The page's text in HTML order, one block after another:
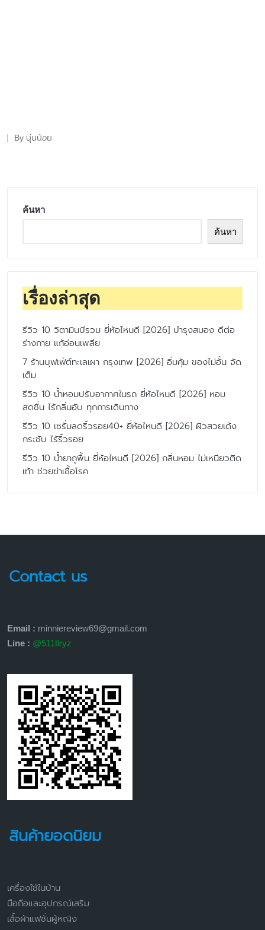
Posted
By นุ่นน้อย
ค้นหา
ค้นหา
เรื่องล่าสุด
รีวิว 10 วิตามินบีรวม ยี่ห้อไหนดี [2026] บำรุงสมอง ดีต่อ
ร่างกาย แก้อ่อนเพลีย
7 ร้านบุฟเฟ่ต์ทะเลเผา กรุงเทพ [2026] อิ่มคุ้ม ของไม่อั้น จัด
เต็ม
รีวิว 10 น้ำหอมปรับอากาศในรถ ยี่ห้อไหนดี [2026] หอม
สดชื่น ไร้กลิ่นอับ ทุกการเดินทาง
รีวิว 10 เซรั่มลดริ้วรอย40+ ยี่ห้อไหนดี [2026] ผิวสวยเด้ง
กระชับ ไร้ริ้วรอย
รีวิว 10 น้ำยาถูพื้น ยี่ห้อไหนดี [2026] กลิ่นหอม ไม่เหนียวติด
เท้า ช่วยฆ่าเชื้อโรค
Contact us
Email : minniereview69@gmail.com
Line : @511tlryz
สินค้ายอดนิยม
เครื่องใช้ในบ้าน
มือถือและอุปกรณ์เสริม
เสื้อผ้าแฟชั่นผู้หญิง